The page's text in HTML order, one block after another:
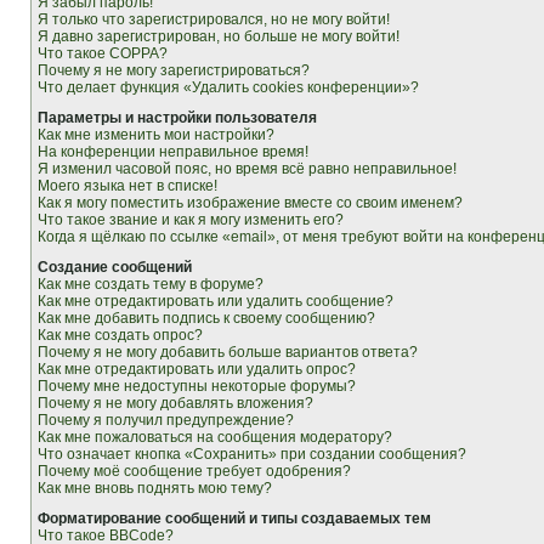
Я только что зарегистрировался, но не могу войти!
Я давно зарегистрирован, но больше не могу войти!
Что такое COPPA?
Почему я не могу зарегистрироваться?
Что делает функция «Удалить cookies конференции»?
Параметры и настройки пользователя
Как мне изменить мои настройки?
На конференции неправильное время!
Я изменил часовой пояс, но время всё равно неправильное!
Моего языка нет в списке!
Как я могу поместить изображение вместе со своим именем?
Что такое звание и как я могу изменить его?
Когда я щёлкаю по ссылке «email», от меня требуют войти на
Создание сообщений
Как мне создать тему в форуме?
Как мне отредактировать или удалить сообщение?
Как мне добавить подпись к своему сообщению?
Как мне создать опрос?
Почему я не могу добавить больше вариантов ответа?
Как мне отредактировать или удалить опрос?
Почему мне недоступны некоторые форумы?
Почему я не могу добавлять вложения?
Почему я получил предупреждение?
Как мне пожаловаться на сообщения модератору?
Что означает кнопка «Сохранить» при создании сообщения?
Почему моё сообщение требует одобрения?
Как мне вновь поднять мою тему?
Форматирование сообщений и типы создаваемых тем
Что такое BBCode?